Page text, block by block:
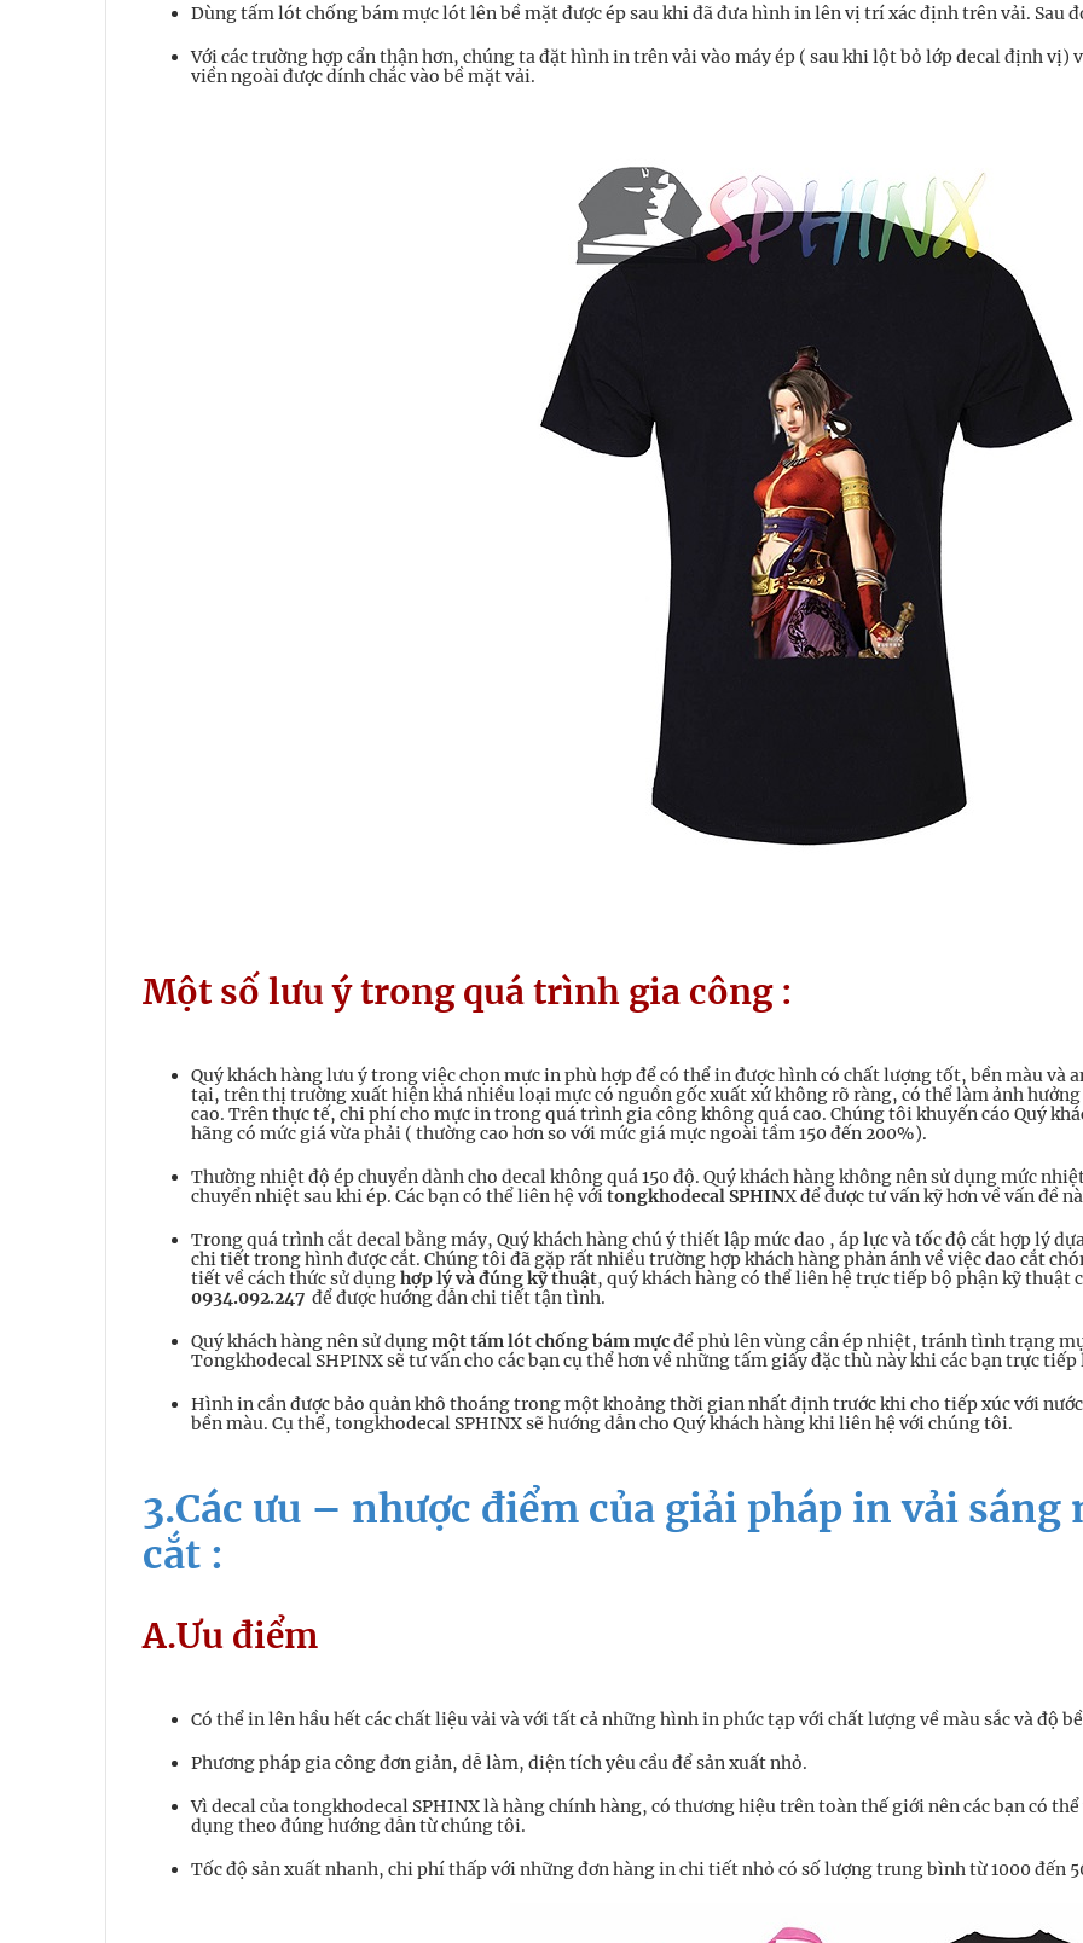
Dùng tấm lót chống bám mực lót lên bề mặt được ép sau khi đã đưa hình in lên vị trí xác định trên vải. Sau
Với các trường hợp cẩn thận hơn, chúng ta đặt hình in trên vải vào máy ép ( sau khi lột bỏ lớp decal định vị)
viền ngoài được dính chắc vào bề mặt vải.
Một số lưu ý trong quá trình gia công :
Quý khách hàng lưu ý trong việc chọn mực in phù hợp để có thể in được hình có chất lượng tốt, bền màu và
tại, trên thị trường xuất hiện khá nhiều loại mực có nguồn gốc xuất xứ không rõ ràng, có thể làm ảnh
cao. Trên thực tế, chi phí cho mực in trong quá trình gia công không quá cao. Chúng tôi khuyến cáo Quý
hãng có mức giá vừa phải ( thường cao hơn so với mức giá mực ngoài tầm 150 đến 200%).
Thường nhiệt độ ép chuyển dành cho decal không quá 150 độ. Quý khách hàng không nên sử dụng mức
chuyển nhiệt sau khi ép. Các bạn có thể liên hệ vớitongkhodecal SPHINX để được tư vấn kỹ hơn về vấn đề
Trong quá trình cắt decal bằng máy, Quý khách hàng chú ý thiết lập mức dao , áp lực và tốc độ cắt hợp lý
chi tiết trong hình được cắt. Chúng tôi đã gặp rất nhiều trường hợp khách hàng phản ánh về việc dao cắt
tiết về cách thức sử dụnghợp lý và đúng kỹ thuật, quý khách hàng có thể liên hệ trực tiếp bộ phận kỹ thuật
0934.092.247 để được hướng dẫn chi tiết tận tình.
Quý khách hàng nên sử dụngmột tấm lót chống bám mựcđể phủ lên vùng cần ép nhiệt, tránh tình trạng
Tongkhodecal SHPINX sẽ tư vấn cho các bạn cụ thể hơn về những tấm giấy đặc thù này khi các bạn trực
Hình in cần được bảo quản khô thoáng trong một khoảng thời gian nhất định trước khi cho tiếp xúc với
bền màu. Cụ thể, tongkhodecal SPHINX sẽ hướng dẫn cho Quý khách hàng khi liên hệ với chúng tôi.
3.Các ưu – nhược điểm của giải pháp in vải
cắt :
A.Ưu điểm
Có thể in lên hầu hết các chất liệu vải và với tất cả những hình in phức tạp với chất lượng về màu sắc và độ
Phương pháp gia công đơn giản, dễ làm, diện tích yêu cầu để sản xuất nhỏ.
Vì decal của tongkhodecal SPHINX là hàng chính hàng, có thương hiệu trên toàn thế giới nên các bạn có
dụng theo đúng hướng dẫn từ chúng tôi.
Tốc độ sản xuất nhanh, chi phí thấp với những đơn hàng in chi tiết nhỏ có số lượng trung bình từ 1000 đến